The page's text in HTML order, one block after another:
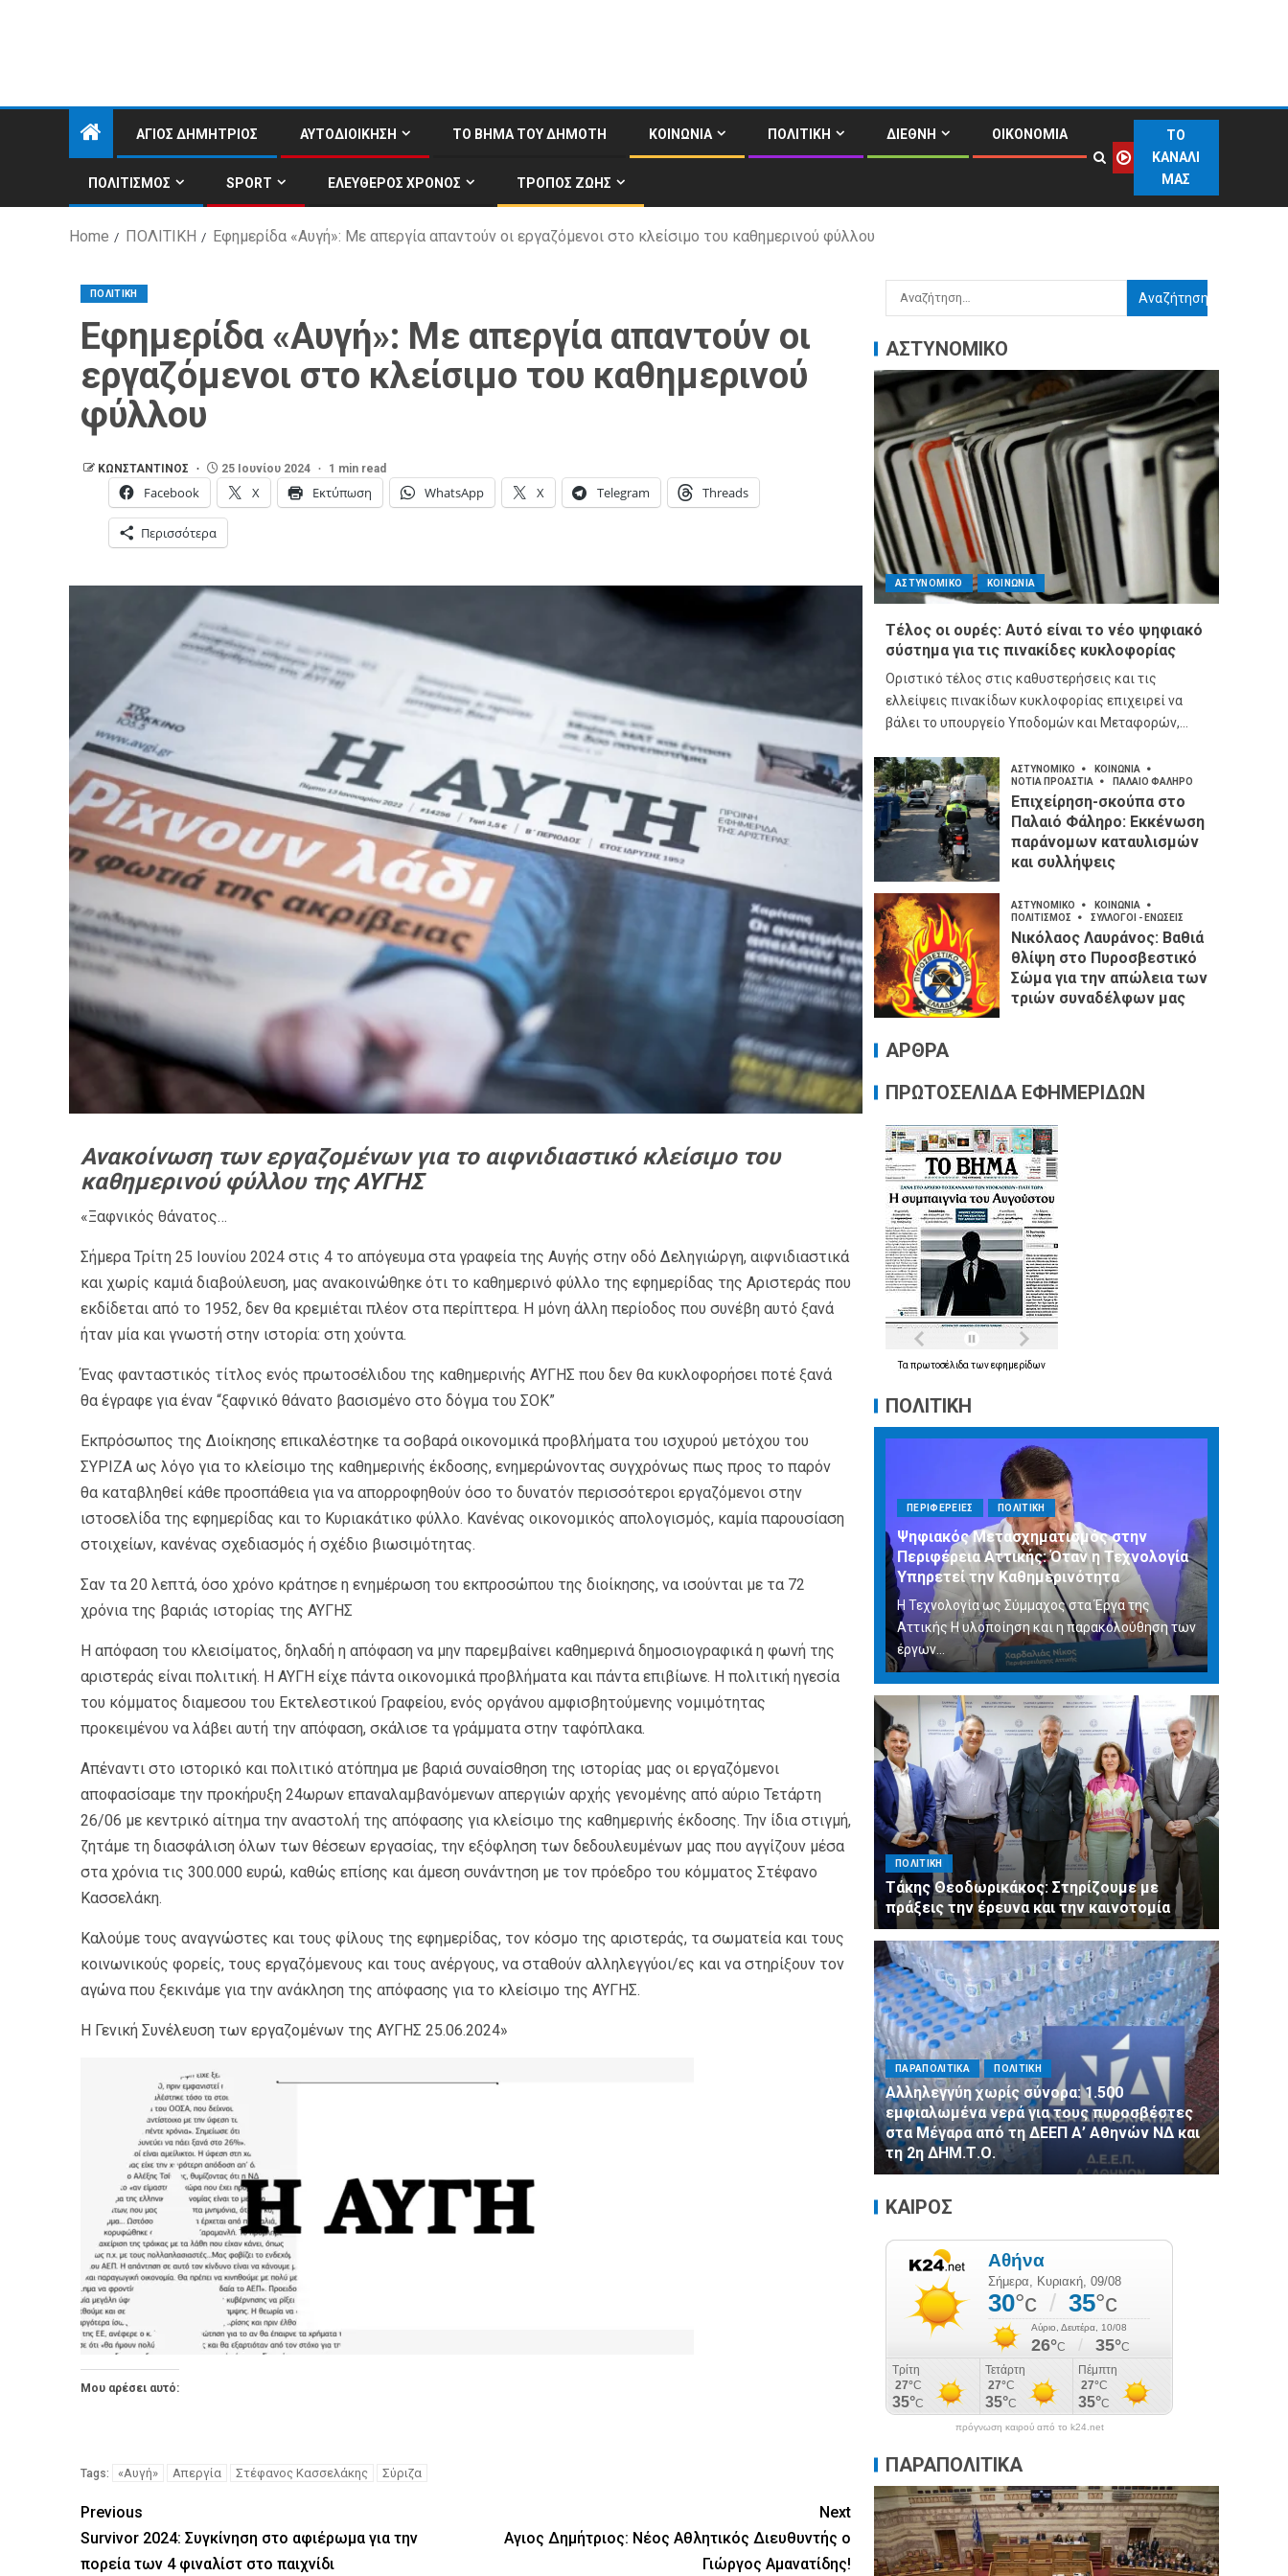
ΑΓΙΟΣ ΔΗΜΗΤΡΙΟΣ ΑΥΤΟΔΙΟΙΚΗΣΗ ΤΟ ΒΗΜΑ ΤΟΥ ΔΗΜΟΤΗ ΚΟΙΝΩΝΙΑ ΠΟΛΙΤΙΚΗ ΔΙΕΘΝΗ ΟΙΚΟΝΟΜΙΑ
ΠΟΛΙΤΙΣΜΟΣ SPORT ΕΛΕΥΘΕΡΟΣ ΧΡΟΝΟΣ ΤΡΟΠΟΣ ΖΩΗΣ
ΤΟ
ΚΑΝΑΛΙ
ΜΑΣ
Home ΠΟΛΙΤΙΚΗ Εφημερίδα «Αυγή»: Με απεργία απαντούν οι εργαζόμενοι στο κλείσιμο του καθημερινού φύλλου
ΠΟΛΙΤΙΚΗ
Εφημερίδα «Αυγή»: Με απεργία απαντούν οι
εργαζόμενοι στο κλείσιμο του καθημερινού
φύλλου
ΚΩΝΣΤΑΝΤΙΝΟΣ 25 Ιουνίου 2024 1 min read
Facebook X Εκτύπωση WhatsApp X Telegram Threads
Περισσότερα
Ανακοίνωση των εργαζομένων για το αιφνιδιαστικό κλείσιμο του
καθημερινού φύλλου τηςΑΥΓΗΣ
«Ξαφνικός θάνατος…
Σήμερα Τρίτη 25 Ιουνίου 2024 στις 4 το απόγευμα στα γραφεία της Αυγής στην οδό Δεληγιώργη, αιφνιδιαστικά
και χωρίς καμιά διαβούλευση, μας ανακοινώθηκε ότι το καθημερινό φύλλο της εφημερίδας της Αριστεράς που
εκδίδεται από το 1952, δεν θα κρεμιέται πλέον στα περίπτερα. Η μόνη άλλη περίοδος που συνέβη αυτό ξανά
ήταν μία και γνωστή στην ιστορία: στη χούντα.
Ένας φανταστικός τίτλος ενός πρωτοσέλιδου της καθημερινής ΑΥΓΗΣ που δεν θα κυκλοφορήσει ποτέ ξανά
θα έγραφε για έναν “ξαφνικό θάνατο βασισμένο στο δόγμα του ΣΟΚ”
Εκπρόσωπος της Διοίκησης επικαλέστηκε τα σοβαρά οικονομικά προβλήματα του ισχυρού μετόχου του
ΣΥΡΙΖΑ ως λόγο για το κλείσιμο της καθημερινής έκδοσης, ενημερώνοντας συγχρόνως πως προς το παρόν
θα καταβληθεί κάθε προσπάθεια για να απορροφηθούν όσο το δυνατόν περισσότεροι εργαζόμενοι στην
ιστοσελίδα της εφημερίδας και το Κυριακάτικο φύλλο. Κανένας οικονομικός απολογισμός, καμία παρουσίαση
στοιχείων, κανένας σχεδιασμός ή σχέδιο βιωσιμότητας.
Σαν τα 20 λεπτά, όσο χρόνο κράτησε η ενημέρωση του εκπροσώπου της διοίκησης, να ισούνται με τα 72
χρόνια της βαριάς ιστορίας της ΑΥΓΗΣ
Η απόφαση του κλεισίματος, δηλαδή η απόφαση να μην παρεμβαίνει καθημερινά δημοσιογραφικά η φωνή της
αριστεράς είναι πολιτική. Η ΑΥΓΗ είχε πάντα οικονομικά προβλήματα και πάντα επιβίωνε. Η πολιτική ηγεσία
του κόμματος διαμεσου του Εκτελεστικού Γραφείου, ενός οργάνου αμφισβητούμενης νομιμότητας
προκειμένου να λάβει αυτή την απόφαση, σκάλισε τα γράμματα στην ταφόπλακα.
Απέναντι στο ιστορικό και πολιτικό ατόπημα με βαριά συναίσθηση της ιστορίας μας οι εργαζόμενοι
αποφασίσαμε την προκήρυξη 24ωρων επαναλαμβανόμενων απεργιών αρχής γενομένης από αύριο Τετάρτη
26/06 με κεντρικό αίτημα την αναστολή της απόφασης για κλείσιμο της καθημερινής έκδοσης. Την ίδια στιγμή,
ζητάμε τη διασφάλιση όλων των θέσεων εργασίας, την εξόφληση των δεδουλευμένων μας που αγγίζουν μέσα
στα χρόνια τις 300.000 ευρώ, καθώς επίσης και άμεση συνάντηση με τον πρόεδρο του κόμματος Στέφανο
Κασσελάκη.
Καλούμε τους αναγνώστες και τους φίλους της εφημερίδας, τον κόσμο της αριστεράς, τα σωματεία και τους
κοινωνικούς φορείς, τους εργαζόμενους και τους ανέργους, να σταθούν αλληλεγγύοι/ες και να στηρίξουν τον
αγώνα που ξεκινάμε για την ανάκληση της απόφασης για το κλείσιμο της ΑΥΓΗΣ.
Η Γενική Συνέλευση των εργαζομένων της ΑΥΓΗΣ 25.06.2024»
Μου αρέσει αυτό:
Tags: «Αυγή» Απεργία Στέφανος Κασσελάκης Σύριζα
Previous
Survivor 2024: Συγκίνηση στο αφιέρωμα για την
πορεία των 4 φιναλίστ στο παιχνίδι
Next
Αγιος Δημήτριος: Νέος Αθλητικός Διευθυντής ο
Γιώργος Αμανατίδης!
ΑΣΤΥΝΟΜΙΚΟ
ΑΣΤΥΝΟΜΙΚΟ ΚΟΙΝΩΝΙΑ
Τέλος οι ουρές: Αυτό είναι το νέο ψηφιακό
σύστημα για τις πινακίδες κυκλοφορίας
Οριστικό τέλος στις καθυστερήσεις και τις
ελλείψεις πινακίδων κυκλοφορίας επιχειρεί να
βάλει το υπουργείο Υποδομών και Μεταφορών,...
ΑΣΤΥΝΟΜΙΚΟ
ΚΟΙΝΩΝΙΑ
ΝΟΤΙΑ ΠΡΟΑΣΤΙΑ
ΠΑΛΑΙΟ ΦΑΛΗΡΟ
Επιχείρηση-σκούπα στο
Παλαιό Φάληρο: Εκκένωση
παράνομων καταυλισμών
και συλλήψεις
ΑΣΤΥΝΟΜΙΚΟ
ΚΟΙΝΩΝΙΑ
ΠΟΛΙΤΙΣΜΟΣ
ΣΥΛΛΟΓΟΙ - ΕΝΩΣΕΙΣ
Νικόλαος Λαυράνος: Βαθιά
θλίψη στο Πυροσβεστικό
Σώμα για την απώλεια των
τριών συναδέλφων μας
ΑΡΘΡΑ
ΠΡΩΤΟΣΕΛΙΔΑ ΕΦΗΜΕΡΙΔΩΝ
Τα πρωτοσέλιδα τωνεφημερίδων
ΠΟΛΙΤΙΚΗ
ΠΕΡΙΦΕΡΕΙΕΣ ΠΟΛΙΤΙΚΗ
Ψηφιακός Μετασχηματισμός στην
Περιφέρεια Αττικής: Όταν η Τεχνολογία
Υπηρετεί την Καθημερινότητα
Η Τεχνολογία ως Σύμμαχος στα Έργα της
Αττικής Η υλοποίηση και η παρακολούθηση των
έργων...
ΠΟΛΙΤΙΚΗ
Τάκης Θεοδωρικάκος: Στηρίζουμε με
πράξεις την έρευνα και την καινοτομία
ΠΑΡΑΠΟΛΙΤΙΚΑ ΠΟΛΙΤΙΚΗ
Αλληλεγγύη χωρίς σύνορα: 1.500
εμφιαλωμένα νερά για τους πυροσβέστες
στα Μέγαρα από τη ΔΕΕΠ Α’ Αθηνών ΝΔ και
τη 2η ΔΗΜ.Τ.Ο.
ΚΑΙΡΟΣ
πρόγνωση καιρού από το k24.net
ΠΑΡΑΠΟΛΙΤΙΚΑ